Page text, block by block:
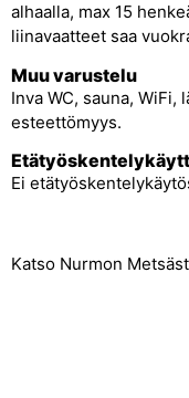
alhaalla, max 15
liinavaatteet saa
Muu varustelu
Inva WC, sauna,
esteettömyys.
Ei
Katso Nurmon